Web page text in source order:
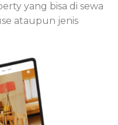
yang bisa di sewa
ataupun jenis